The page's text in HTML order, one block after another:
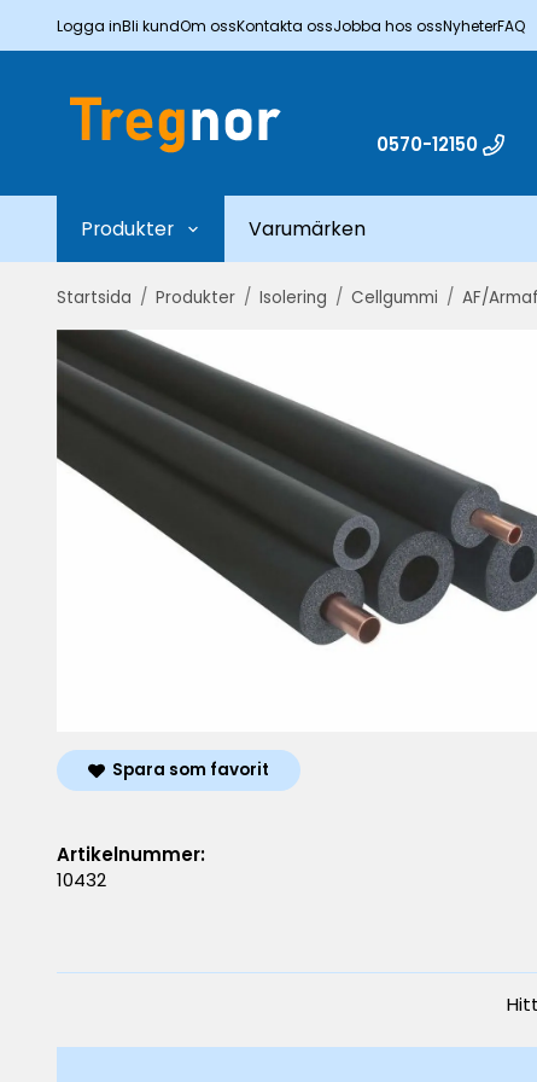
Logga inBli kundOm ossKontakta ossJobba hos ossNyheterFAQ
0570-12150
Produkter Varumärken
Startsida / Produkter / Isolering / Cellgummi / AF/
Spara som favorit
Artikelnummer:
10432